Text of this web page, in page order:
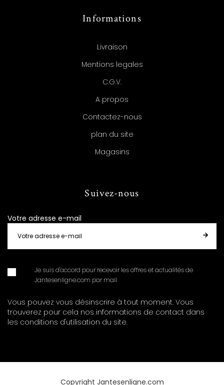
Informations
Livraison
Mentions legales
C.G.V.
A propos
Contactez-nous
plan du site
Magasins
Suivez-nous
Votre adresse e-mail
Je suis d'accord pour recevoir les offres et actualités de
Jantesenligne.com par mail
Vous pouvez vous désinscrire à tout moment. Vous
trouverez pour cela nos informations de contact dans
les conditions d'utilisation du site.
Copyright Jantesenligne.com